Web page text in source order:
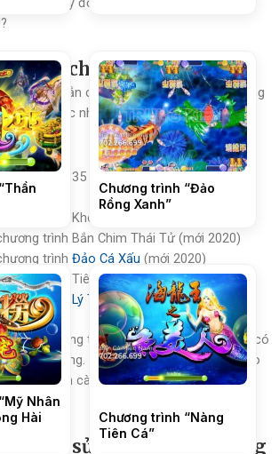
mềm chương trình
Máy bắn cá thì có rất nhiều loại đa dạng
loại khác nhau. Có thể kể các loại thông
như sau:
trình 35 Trong 1 (35 trò trong 1 hộp
trình Kho Báo Kỳ Lân (mới 2020)
trình Bắn Chim Thái Tử (mới 2020)
trình Đảo Cá Xấu (mới 2020)
trình Tiên Sắt
trình Lý Tịnh
mềm chương trình này được nhập khẩu và có
hãng rõ ràng. Có giá thành hợp lý, được bảo
hướng dẫn cài đặt lâu dài. Thời gian kinh
quả.
bắn cá sử dụng được chương
Chương trình “Đảo
Rồng Xanh”
Nhân
Hài
Chương trình “Nàng
Tiên Cá”